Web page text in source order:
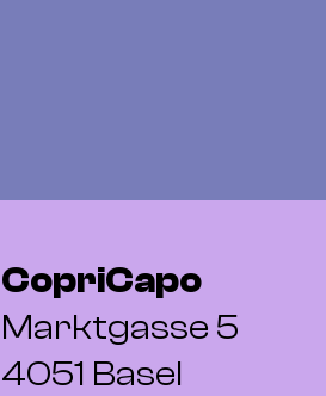
CopriCapo
Marktgasse 5
4051 Basel